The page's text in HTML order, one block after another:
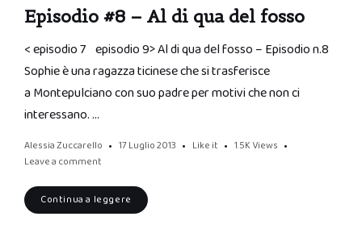
Episodio #8 – Al di qua del fosso
< episodio 7 episodio 9> Al di qua del fosso – Episodio n.8
Sophie è una ragazza ticinese che si trasferisce
a Montepulciano con suo padre per motivi che non ci
interessano. …
Alessia Zuccarello 17 Luglio 2013 Like it 1.5K Views
Leave a comment
Continua a leggere